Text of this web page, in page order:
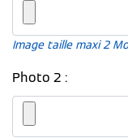
Image taille maxi 2 Mo
Photo 2 :